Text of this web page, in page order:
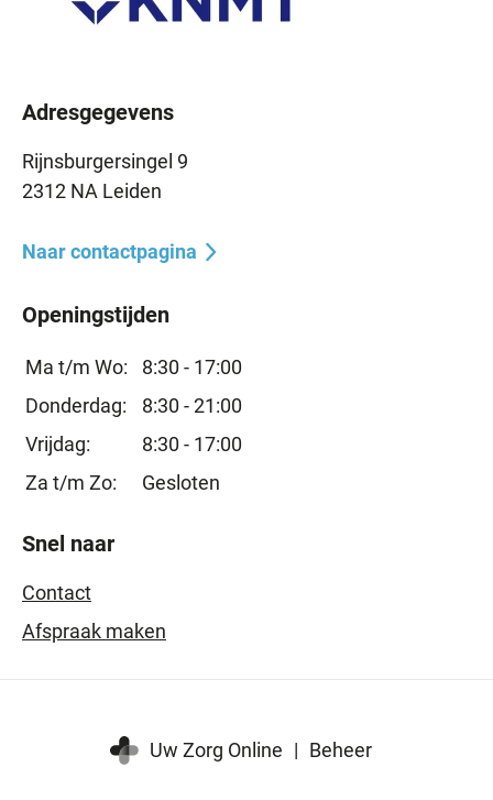
Adresgegevens
Rijnsburgersingel 9
2312 NA Leiden
Naar contactpagina
Openingstijden
Ma t/m Wo:
8:30 - 17:00
Donderdag:
8:30 - 21:00
Vrijdag:
8:30 - 17:00
Za t/m Zo:
Gesloten
Snel naar
Contact
Afspraak maken
Uw Zorg Online | Beheer